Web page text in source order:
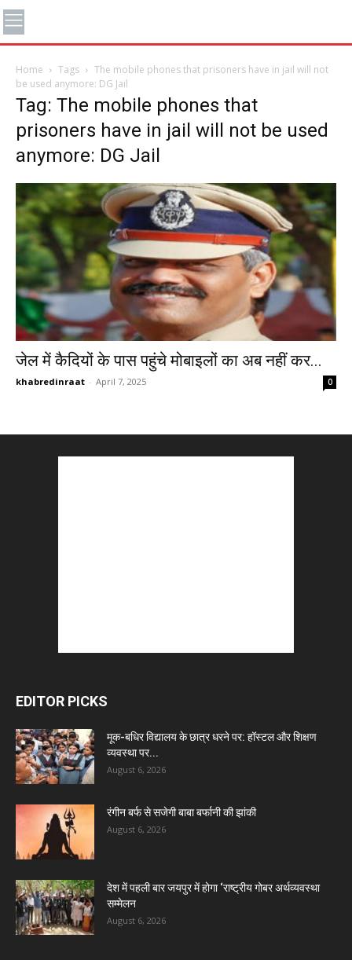
Home Tags
The mobile phones that prisoners have in jail will not
be used anymore: DG Jail
Tag: The mobile phones that
prisoners have in jail will not be used
anymore: DG Jail
जेल में कैदियों के पास पहुंचे मोबाइलों का अब नहीं कर...
khabredinraat - April 7, 2025 0
EDITOR PICKS
मूक-बधिर विद्यालय के छात्र धरने पर: हॉस्टल और शिक्षण
व्यवस्था पर...
August 6, 2026
रंगीन बर्फ से सजेगी बाबा बर्फानी की झांकी
August 6, 2026
देश में पहली बार जयपुर में होगा ‘राष्ट्रीय गोबर अर्थव्यवस्था
सम्मेलन
August 6, 2026